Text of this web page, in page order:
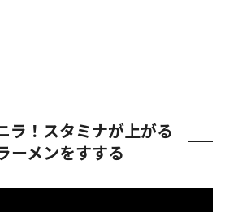
ラ！スタミナが上がる
ーメンをすする